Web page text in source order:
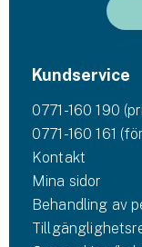
Kundservice
0771-160 190
0771-160 161
Kontakt
Mina sidor
Behandling av